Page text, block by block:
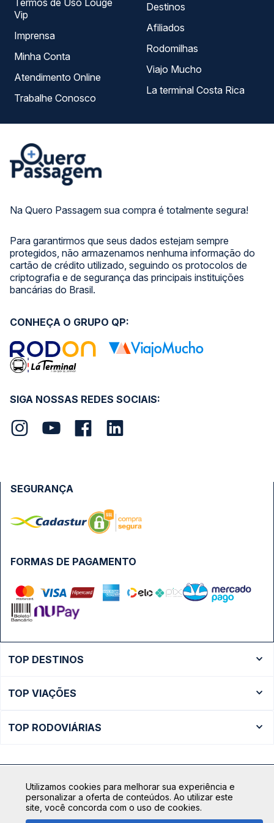
Na Quero Passagem sua compra é totalmente segura!
Para garantirmos que seus dados estejam sempre
protegidos, não armazenamos nenhuma informação do
cartão de crédito utilizado, seguindo os protocolos de
criptografia e de segurança das principais instituições
bancárias do Brasil.
Termos de Uso Louge
Vip
Imprensa
Minha Conta
Atendimento Online
Trabalhe Conosco
Destinos
Afiliados
Rodomilhas
Viajo Mucho
La terminal Costa Rica
SIGA NOSSAS REDES SOCIAIS:
CONHEÇA O GRUPO QP:
FORMAS DE PAGAMENTO
SEGURANÇA
TOP DESTINOS
Ônibus São Paulo
TOP VIAÇÕES
Passagens Pássaro Marron
+ Viações
TOP RODOVIÁRIAS
Rodoviária Belo Horizonte - Gov. Israel Pinheiro (Tergip)
Rodoviária Curitiba
Calçada das Margaridas, 163 - Sala 02 - Condomínio Centro
Comercial Alphaville, Barueri - SP | CEP: 06453-038
CNPJ: 18.087.991/0001-57 | saconibus@queropassagem.com.br
Utilizamos cookies para melhorar sua experiência e
personalizar a oferta de conteúdos. Ao utilizar este
site, você concorda com o uso de cookies.